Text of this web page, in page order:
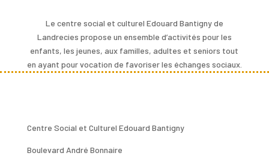
Le centre social et culturel Edouard Bantigny de
Landrecies propose un ensemble d’activités pour les
enfants, les jeunes, aux familles, adultes et seniors tout
en ayant pour vocation de favoriser les échanges sociaux.
Centre Social et Culturel Edouard Bantigny
Boulevard André Bonnaire